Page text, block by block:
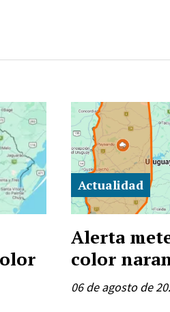
Alerta
color
Actualidad
06 de agosto de